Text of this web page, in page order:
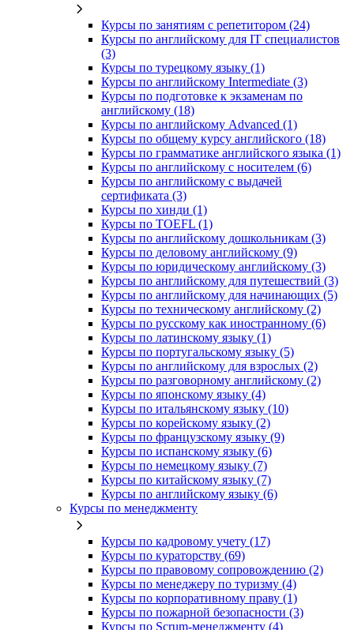
Курсы по занятиям с репетитором (24)
Курсы по английскому для IT специалистов
(3)
Курсы по турецкому языку (1)
Курсы по английскому Intermediate (3)
Курсы по подготовке к экзаменам по
английскому (18)
Курсы по английскому Advanced (1)
Курсы по общему курсу английского (18)
Курсы по грамматике английского языка (1)
Курсы по английскому с носителем (6)
Курсы по английскому с выдачей
сертификата (3)
Курсы по хинди (1)
Курсы по TOEFL (1)
Курсы по английскому дошкольникам (3)
Курсы по деловому английскому (9)
Курсы по юридическому английскому (3)
Курсы по английскому для путешествий (3)
Курсы по английскому для начинающих (5)
Курсы по техническому английскому (2)
Курсы по русскому как иностранному (6)
Курсы по латинскому языку (1)
Курсы по португальскому языку (5)
Курсы по английскому для взрослых (2)
Курсы по разговорному английскому (2)
Курсы по японскому языку (4)
Курсы по итальянскому языку (10)
Курсы по корейскому языку (2)
Курсы по французскому языку (9)
Курсы по испанскому языку (6)
Курсы по немецкому языку (7)
Курсы по китайскому языку (7)
Курсы по английскому языку (6)
Курсы по менеджменту
Курсы по кадровому учету (17)
Курсы по кураторству (69)
Курсы по правовому сопровождению (2)
Курсы по менеджеру по туризму (4)
Курсы по корпоративному праву (1)
Курсы по пожарной безопасности (3)
Курсы по Scrum-менеджменту (4)